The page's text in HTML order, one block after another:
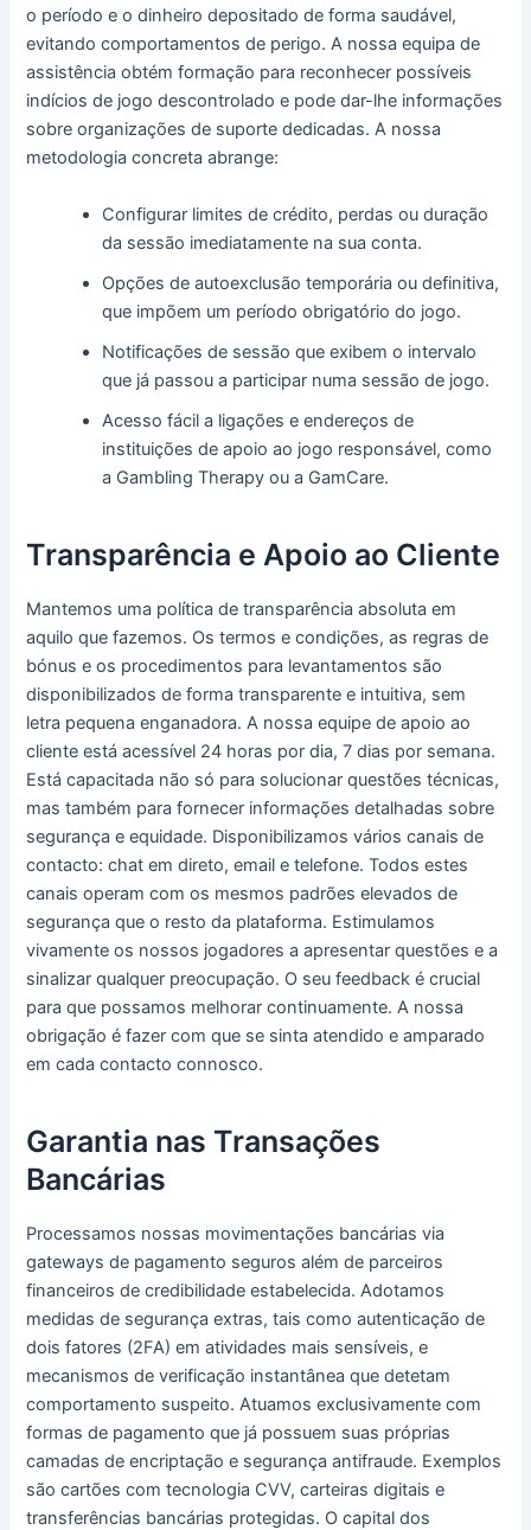
o período e o dinheiro depositado de forma saudável,
evitando comportamentos de perigo. A nossa equipa de
assistência obtém formação para reconhecer possíveis
indícios de jogo descontrolado e pode dar-lhe informações
sobre organizações de suporte dedicadas. A nossa
metodologia concreta abrange:
Configurar limites de crédito, perdas ou duração
da sessão imediatamente na sua conta.
Opções de autoexclusão temporária ou definitiva,
que impõem um período obrigatório do jogo.
Notificações de sessão que exibem o intervalo
que já passou a participar numa sessão de jogo.
Acesso fácil a ligações e endereços de
instituições de apoio ao jogo responsável, como
a Gambling Therapy ou a GamCare.
Transparência e Apoio ao Cliente
Mantemos uma política de transparência absoluta em
aquilo que fazemos. Os termos e condições, as regras de
bónus e os procedimentos para levantamentos são
disponibilizados de forma transparente e intuitiva, sem
letra pequena enganadora. A nossa equipe de apoio ao
cliente está acessível 24 horas por dia, 7 dias por semana.
Está capacitada não só para solucionar questões técnicas,
mas também para fornecer informações detalhadas sobre
segurança e equidade. Disponibilizamos vários canais de
contacto: chat em direto, email e telefone. Todos estes
canais operam com os mesmos padrões elevados de
segurança que o resto da plataforma. Estimulamos
vivamente os nossos jogadores a apresentar questões e a
sinalizar qualquer preocupação. O seu feedback é crucial
para que possamos melhorar continuamente. A nossa
obrigação é fazer com que se sinta atendido e amparado
em cada contacto connosco.
Garantia nas Transações
Bancárias
Processamos nossas movimentações bancárias via
gateways de pagamento seguros além de parceiros
financeiros de credibilidade estabelecida. Adotamos
medidas de segurança extras, tais como autenticação de
dois fatores (2FA) em atividades mais sensíveis, e
mecanismos de verificação instantânea que detetam
comportamento suspeito. Atuamos exclusivamente com
formas de pagamento que já possuem suas próprias
camadas de encriptação e segurança antifraude. Exemplos
são cartões com tecnologia CVV, carteiras digitais e
transferências bancárias protegidas. O capital dos